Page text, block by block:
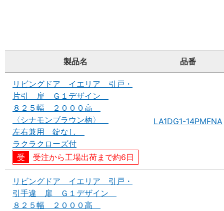
製品名 品番
リビングドア イエリア 引戸・
片引 扉 Ｇ１デザイン
８２５幅 ２０００高
〈シナモンブラウン柄〉
左右兼用 錠なし
ラクラクローズ付
受注から工場出荷まで約6日
LA1DG1-14PMFNA
リビングドア イエリア 引戸・
引手違 扉 Ｇ１デザイン
８２５幅 ２０００高